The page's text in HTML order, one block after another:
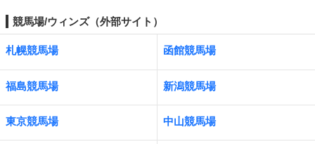
競馬場/ウィンズ（外部サイト）
札幌競馬場 函館競馬場
福島競馬場 新潟競馬場
東京競馬場 中山競馬場